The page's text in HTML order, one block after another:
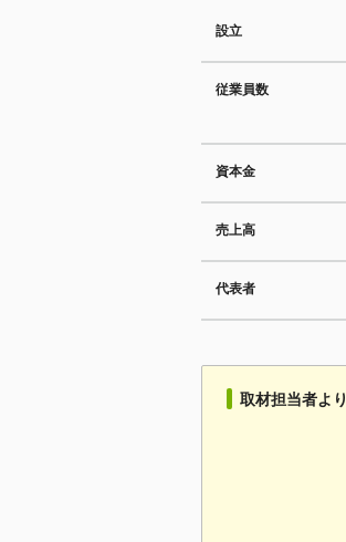
設立
従業員数
資本金
売上高
代表者
取材担当者より